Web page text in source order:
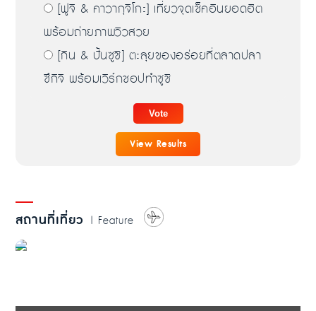
[ฟูจิ & คาวากุจิโกะ] เที่ยวจุดเช็คอินยอดฮิต
พร้อมถ่ายภาพวิวสวย
[กิน & ปั้นซูชิ] ตะลุยของอร่อยที่ตลาดปลา
ซึกิจิ พร้อมเวิร์กชอปทำซูชิ
View Results
สถานที่เที่ยว | Feature